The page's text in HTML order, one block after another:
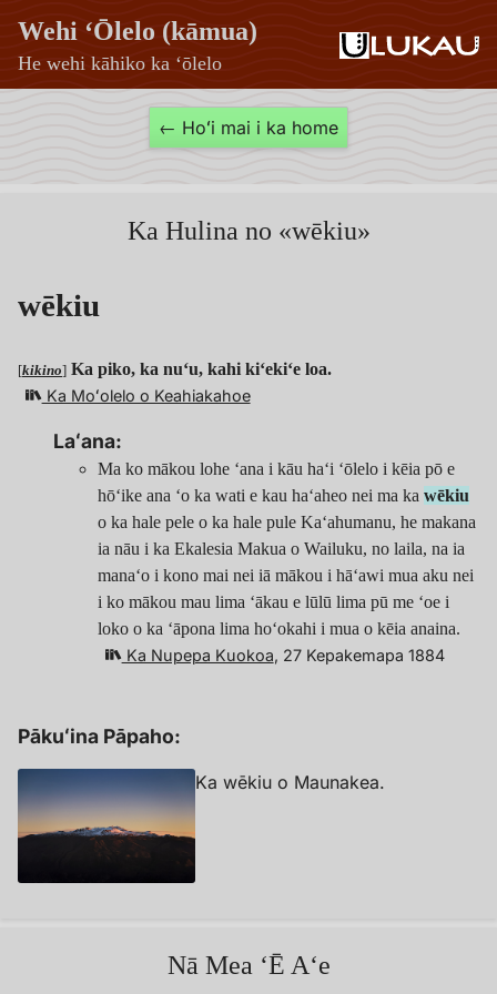
Wehi ʻŌlelo (kāmua)
He wehi kāhiko ka ʻōlelo
← Hoʻi mai i ka home
Ka Hulina no «wēkiu»
wēkiu
[kikino] Ka piko, ka nuʻu, kahi kiʻekiʻe loa.
Ka Moʻolelo o Keahiakahoe
Laʻana:
Ma ko mākou lohe ʻana i kāu haʻi ʻōlelo i kēia pō e
hōʻike ana ʻo ka wati e kau haʻaheo nei ma ka wēkiu
o ka hale pele o ka hale pule Kaʻahumanu, he makana
ia nāu i ka Ekalesia Makua o Wailuku, no laila, na ia
manaʻo i kono mai nei iā mākou i hāʻawi mua aku nei
i ko mākou mau lima ʻākau e lūlū lima pū me ʻoe i
loko o ka ʻāpona lima hoʻokahi i mua o kēia anaina.
Ka Nupepa Kuokoa, 27 Kepakemapa 1884
Pākuʻina Pāpaho:
Ka wēkiu o Maunakea.
Nā Mea ʻĒ Aʻe